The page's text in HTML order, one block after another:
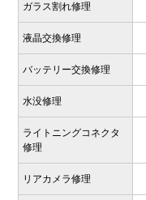
ガラス割れ修理
液晶交換修理
バッテリー交換修理
水没修理
ライトニングコネクタ
修理
リアカメラ修理